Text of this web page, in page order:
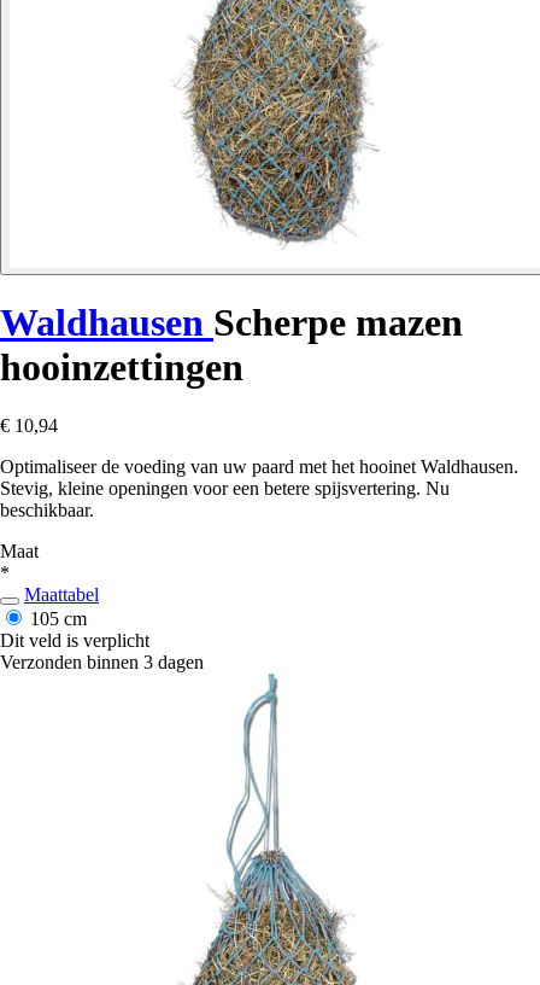
Waldhausen Scherpe mazen
hooinzettingen
€ 10,94
Optimaliseer de voeding van uw paard met het hooinet Waldhausen.
Stevig, kleine openingen voor een betere spijsvertering. Nu
beschikbaar.
Maat
*
Maattabel
105 cm
Dit veld is verplicht
Verzonden binnen 3 dagen